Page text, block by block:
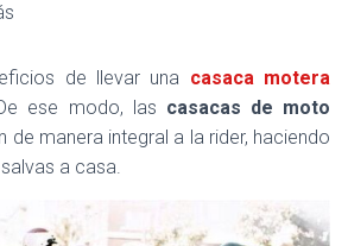
de llevar una casaca motera
ese modo, las casacas de moto
de manera integral a la rider, haciendo
a casa.